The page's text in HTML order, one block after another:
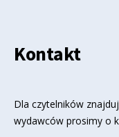
Kontakt
Dla czytelników
wydawców prosimy o